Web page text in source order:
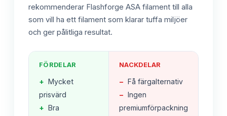
rekommenderar Flashforge ASA filament till alla
som vill ha ett filament som klarar tuffa miljöer
och ger pålitliga resultat.
FÖRDELAR
+ Mycket
prisvärd
+ Bra
NACKDELAR
− Få färgalternativ
− Ingen
premiumförpackning